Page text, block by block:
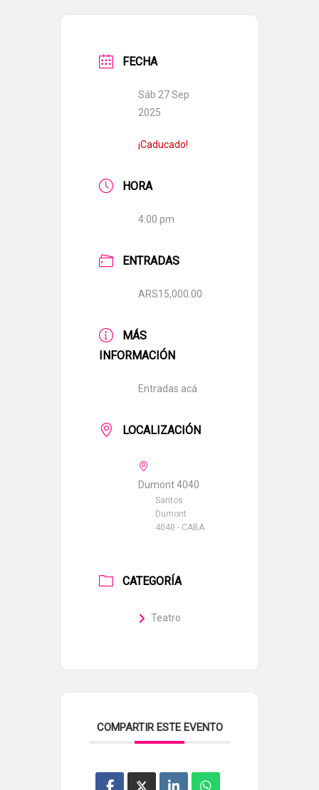
FECHA
Sáb 27 Sep
2025
¡Caducado!
HORA
4:00 pm
ENTRADAS
ARS15,000.00
MÁS
INFORMACIÓN
Entradas acá
LOCALIZACIÓN
Dumont 4040
Santos
Dumont
4040 - CABA
CATEGORÍA
Teatro
COMPARTIR ESTE EVENTO